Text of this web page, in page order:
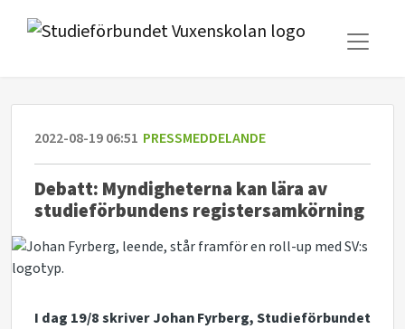
2022-08-19 06:51 PRESSMEDDELANDE
Debatt: Myndigheterna kan lära av
studieförbundens registersamkörning
I dag 19/8 skriver Johan Fyrberg, Studieförbundet